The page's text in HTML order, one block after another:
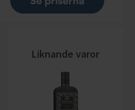
Liknande varor